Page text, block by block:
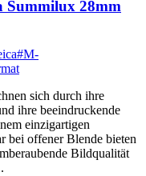
Summilux 28mm
#M-
sich durch ihre
ihre beeindruckende
einzigartigen
bei offener Blende bieten
Bildqualität